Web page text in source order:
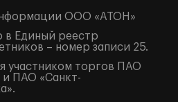
ООО «АТОН»
Единый реестр
– номер записи 25.
участником торгов ПАО
и ПАО «Санкт-